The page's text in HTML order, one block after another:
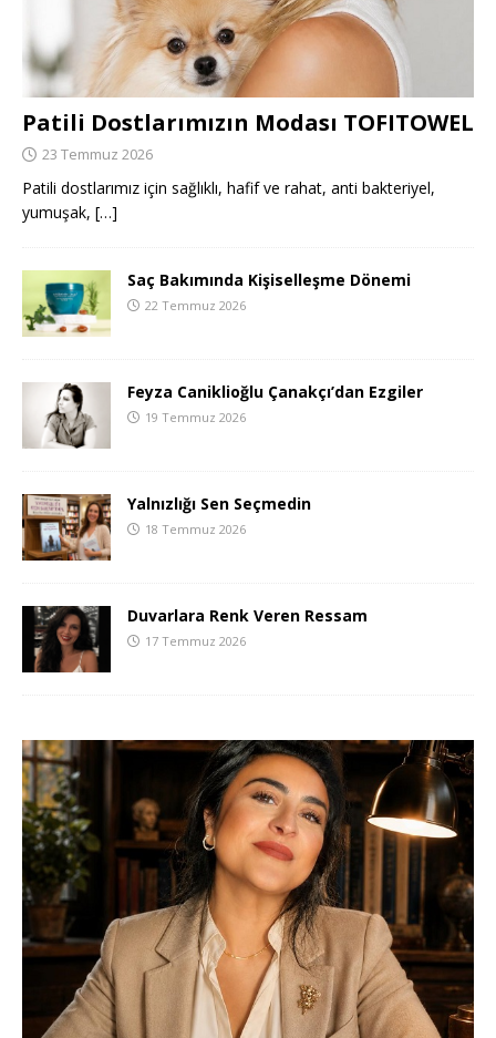
Patili Dostlarımızın Modası TOFITOWEL
23 Temmuz 2026
Patili dostlarımız için sağlıklı, hafif ve rahat, anti bakteriyel,
yumuşak, […]
Saç Bakımında Kişiselleşme Dönemi
22 Temmuz 2026
Feyza Caniklioğlu Çanakçı’dan Ezgiler
19 Temmuz 2026
Yalnızlığı Sen Seçmedin
18 Temmuz 2026
Duvarlara Renk Veren Ressam
17 Temmuz 2026